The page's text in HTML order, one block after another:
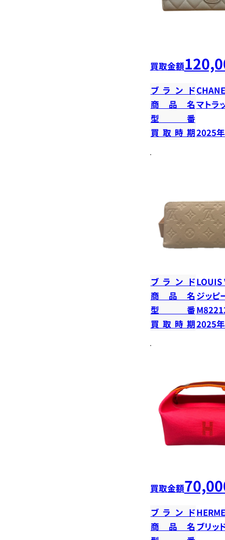
買取金額
ブランド
商品名マト
型番
買取時期2025
ブランドLOUIS
商品名 ジッピ
型番
買取時期2025
買取金額
ブランド
商品名 ブリッ